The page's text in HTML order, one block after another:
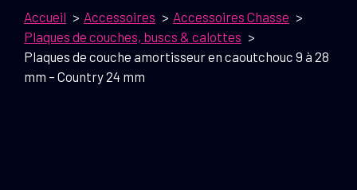
Accueil Accessoires
Accessoires Chasse
Plaques de couches, buscs & calottes
Plaques de couche amortisseur en caoutchouc 9 à 28
mm – Country 24 mm